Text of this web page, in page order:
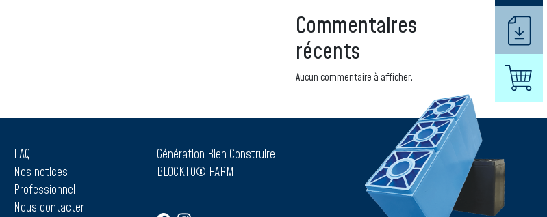
Commentaires
récents
Aucun commentaire à afficher.
FAQ
Nos notices
Professionnel
Nous contacter
Génération Bien Construire
BLOCKTO® FARM